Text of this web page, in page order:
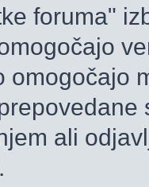
foruma"
omogočajo
ali